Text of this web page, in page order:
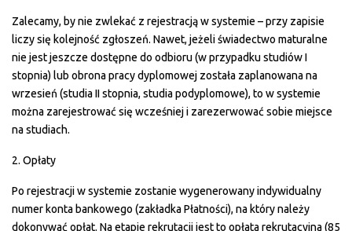
Zalecamy, by nie zwlekać z rejestracją w systemie – przy zapisie
liczy się kolejność zgłoszeń. Nawet, jeżeli świadectwo maturalne
nie jest jeszcze dostępne do odbioru (w przypadku studiów I
stopnia) lub obrona pracy dyplomowej została zaplanowana na
wrzesień (studia II stopnia, studia podyplomowe), to w systemie
można zarejestrować się wcześniej i zarezerwować sobie miejsce
na studiach.
2. Opłaty
Po rejestracji w systemie zostanie wygenerowany indywidualny
numer konta bankowego (zakładka Płatności), na który należy
dokonywać opłat. Na etapie rekrutacji jest to opłata rekrutacyjna (85